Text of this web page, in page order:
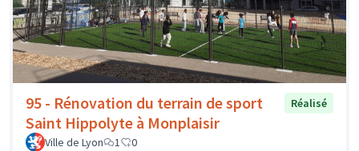
95 - Rénovation du terrain de sport
Saint Hippolyte à Monplaisir
Réalisé
Ville de Lyon 1 0